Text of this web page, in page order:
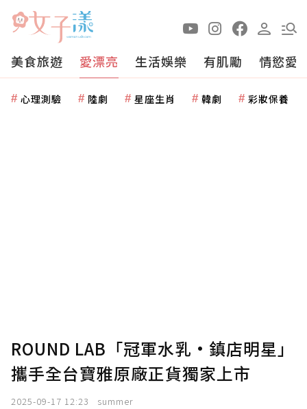
美食旅遊 愛漂亮 生活娛樂 有肌勵 情慾愛
心理測驗 陸劇 星座生肖 韓劇 彩妝保養
ROUND LAB「冠軍水乳•鎮店明星」
攜手全台寶雅原廠正貨獨家上市
2025-09-17 12:23 summer